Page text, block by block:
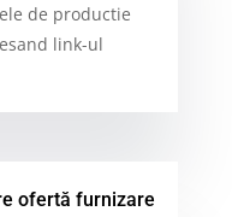
de productie
link-ul
ofertă furnizare